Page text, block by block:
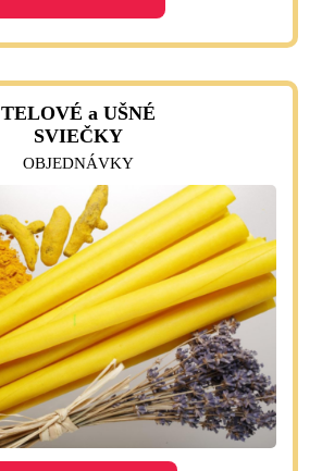
TELOVÉ a UŠNÉ
SVIEČKY
OBJEDNÁVKY